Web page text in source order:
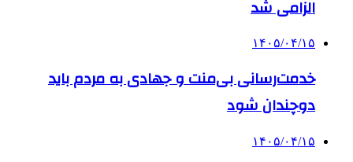
الزامی شد
۱۴۰۵/۰۴/۱۵
خدمت‌رسانی بی‌منت و جهادی به مردم باید
دوچندان شود
۱۴۰۵/۰۴/۱۵